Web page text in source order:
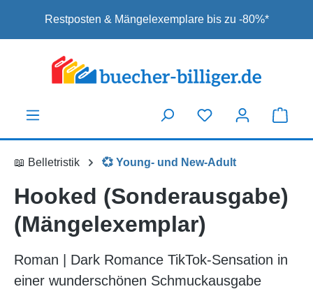
Zum Hauptinhalt springen
Restposten & Mängelexemplare bis zu -80%*
📖 Belletristik 💞 Young- und New-Adult
Hooked (Sonderausgabe)
(Mängelexemplar)
Roman | Dark Romance TikTok-Sensation in
einer wunderschönen Schmuckausgabe